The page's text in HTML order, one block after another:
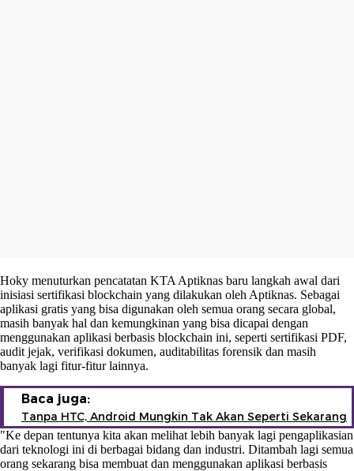
Hoky menuturkan pencatatan KTA Aptiknas baru langkah awal dari
inisiasi sertifikasi blockchain yang dilakukan oleh Aptiknas. Sebagai
aplikasi gratis yang bisa digunakan oleh semua orang secara global,
masih banyak hal dan kemungkinan yang bisa dicapai dengan
menggunakan aplikasi berbasis blockchain ini, seperti sertifikasi PDF,
audit jejak, verifikasi dokumen, auditabilitas forensik dan masih
banyak lagi fitur-fitur lainnya.
Baca juga:
Tanpa HTC, Android Mungkin Tak Akan Seperti Sekarang
"Ke depan tentunya kita akan melihat lebih banyak lagi pengaplikasian
dari teknologi ini di berbagai bidang dan industri. Ditambah lagi semua
orang sekarang bisa membuat dan menggunakan aplikasi berbasis